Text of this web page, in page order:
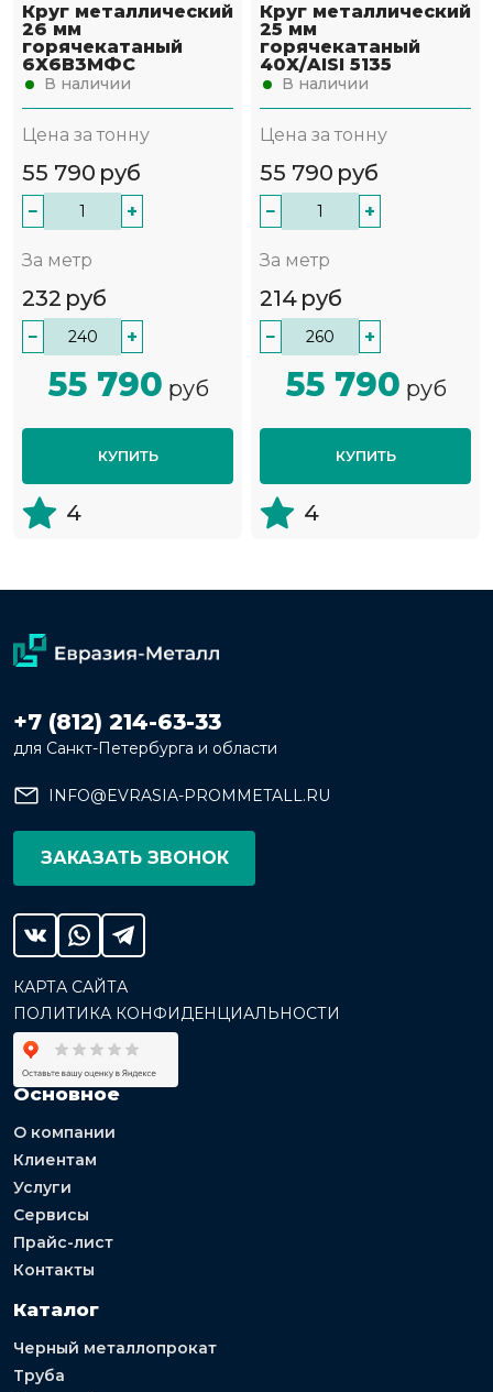
Круг металлический
26 мм
горячекатаный
6Х6В3МФС
В наличии
Цена за тонну
55 790 руб
− +
За метр
232 руб
− +
55 790 руб
КУПИТЬ
4
Круг металлический
25 мм
горячекатаный
40Х/AISI 5135
В наличии
Цена за тонну
55 790 руб
− +
За метр
214 руб
− +
55 790 руб
КУПИТЬ
4
+7 (812) 214-63-33
для Санкт-Петербурга и области
INFO@EVRASIA-PROMMETALL.RU
ЗАКАЗАТЬ ЗВОНОК
КАРТА САЙТА
ПОЛИТИКА КОНФИДЕНЦИАЛЬНОСТИ
Основное
О компании
Клиентам
Услуги
Сервисы
Прайс-лист
Контакты
Каталог
Черный металлопрокат
Труба